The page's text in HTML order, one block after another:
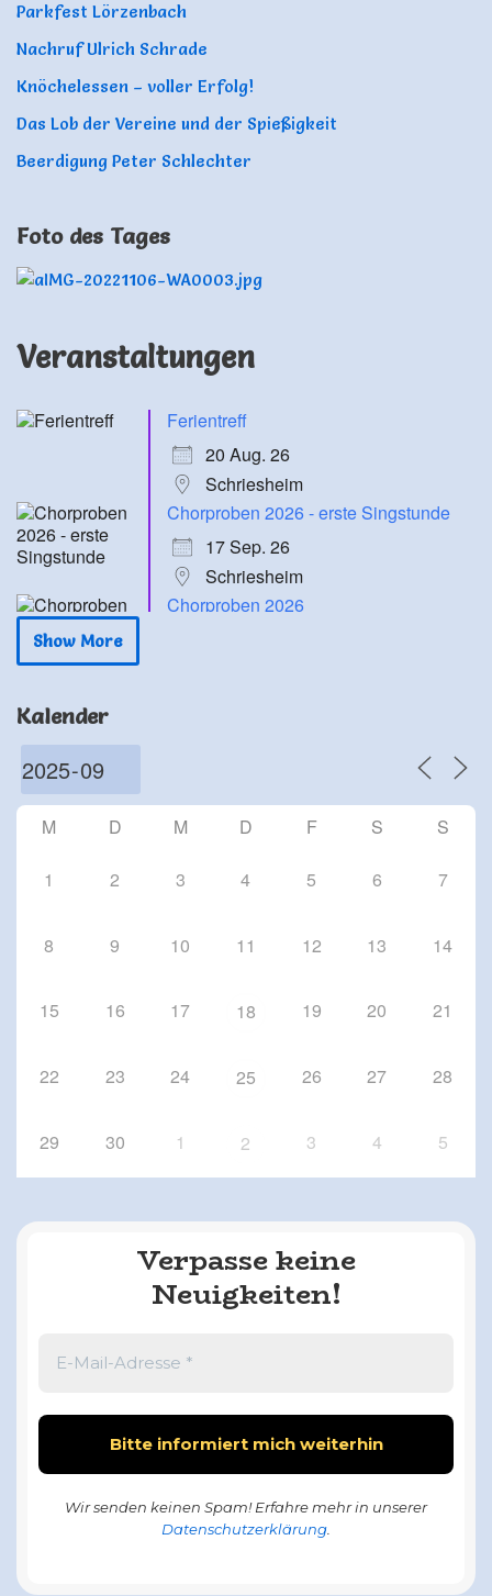
Parkfest Lörzenbach
Nachruf Ulrich Schrade
Knöchelessen – voller Erfolg!
Das Lob der Vereine und der Spießigkeit
Beerdigung Peter Schlechter
Foto des Tages
Veranstaltungen
Ferientreff
20 Aug. 26
Schriesheim
Chorproben 2026 - erste Singstunde
17 Sep. 26
Schriesheim
Chorproben 2026
8 Okt. 26
Show More
Kalender
M D M D F S S
1 2 3 4 5 6 7
8 9 10 11 12 13 14
15 16 17 18 19 20 21
22 23 24 25 26 27 28
29 30 1 2 3 4 5
Verpasse keine
Neuigkeiten!
Wir senden keinen Spam! Erfahre mehr in unserer
Datenschutzerklärung